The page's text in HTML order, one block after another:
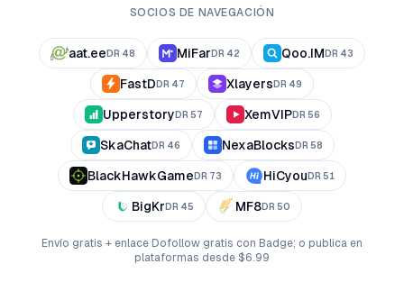
SOCIOS DE NAVEGACIÓN
aat.ee DR 48 MiFar DR 42 Qoo.IM DR 43
FastD DR 47 Xlayers DR 49
Upperstory DR 57 XemVIPDR 56
SkaChatDR 46 NexaBlocks DR 58
BlackHawkGame DR 73 HiCyou DR 51
BigKr DR 45 MF8DR 50
Envío gratis + enlace Dofollow gratis con Badge; o publica en
plataformas desde $6.99